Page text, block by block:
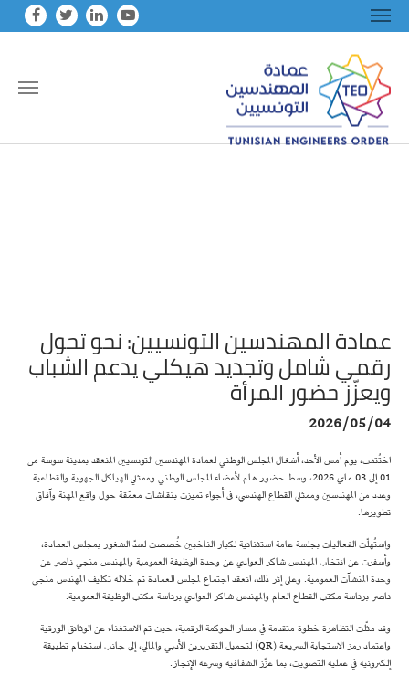
عمادة المهندسين التونسيين: نحو تحول
رقمي شامل وتجديد هيكلي يدعم الشباب
ويعزّز حضور المرأة
2026/05/04
اختُتمت، يوم أمس الأحد، أشغال المجلس الوطني لعمادة المهندسين التونسيين المنعقد بمدينة سوسة من
01 إلى 03 ماي 2026، وسط حضور هام لأعضاء المجلس الوطني وممثلي الهياكل الجهوية والقطاعية
وعدد من المهندسين وممثلي القطاع الهندسي، في أجواء تميزت بنقاشات معمّقة حول واقع المهنة وآفاق
تطويرها.
واستُهلّت الفعاليات بجلسة عامة استثنائية لكبار الناخبين خُصصت لسدّ الشغور بمجلس العمادة،
وأسفرت عن انتخاب المهندس شاكر العوادي عن وحدة الوظيفة العمومية والمهندس منجي ناصر عن
وحدة المنشآت العمومية. وعلى إثر ذلك، انعقد اجتماع لمجلس العمادة تم خلاله تكليف المهندس منجي
ناصر برئاسة مكتب القطاع العام والمهندس شاكر العوادي برئاسة مكتب الوظيفة العمومية.
وقد مثّلت التظاهرة خطوة متقدمة في مسار الحوكمة الرقمية، حيث تم الاستغناء عن الوثائق الورقية
واعتماد رمز الاستجابة السريعة (QR) لتحميل التقريرين الأدبي والمالي، إلى جانب استخدام تطبيقة
إلكترونية في عملية التصويت، بما عزّز الشفافية وسرعة الإنجاز.